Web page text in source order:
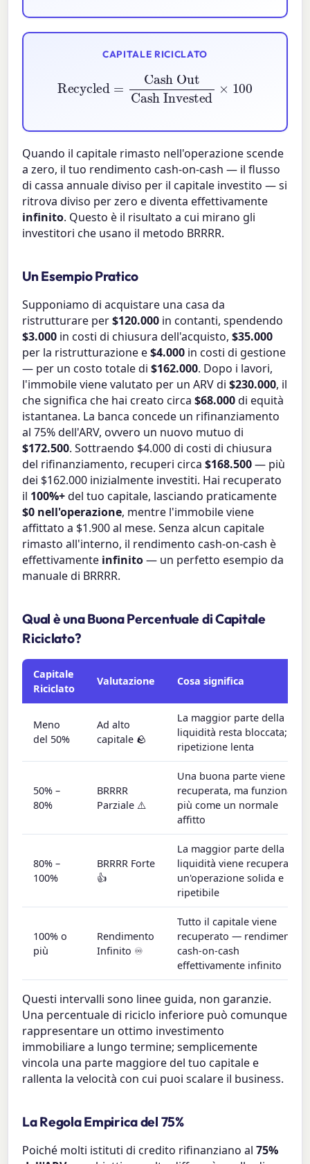
CAPITALE RICICLATO
Cash Out
Cash Invested× 100
Quando il capitale rimasto nell'operazione scende
a zero, il tuo rendimento cash-on-cash — il flusso
di cassa annuale diviso per il capitale investito — si
ritrova diviso per zero e diventa effettivamente
infinito. Questo è il risultato a cui mirano gli
investitori che usano il metodo BRRRR.
Un Esempio Pratico
Supponiamo di acquistare una casa da
ristrutturare per$120.000 in contanti, spendendo
$3.000 in costi di chiusura dell'acquisto,$35.000
per la ristrutturazione e$4.000 in costi di gestione
— per un costo totale di$162.000. Dopo i lavori,
l'immobile viene valutato per un ARV di$230.000, il
che significa che hai creato circa$68.000di equità
istantanea. La banca concede un rifinanziamento
al 75% dell'ARV, ovvero un nuovo mutuo di
$172.500. Sottraendo $4.000 di costi di chiusura
del rifinanziamento, recuperi circa$168.500— più
dei $162.000 inizialmente investiti. Hai recuperato
il 100%+del tuo capitale, lasciando praticamente
$0 nell'operazione, mentre l'immobile viene
affittato a $1.900 al mese. Senza alcun capitale
rimasto all'interno, il rendimento cash-on-cash è
effettivamente infinito— un perfetto esempio da
manuale di BRRRR.
Qual è una Buona Percentuale di Capitale
Riciclato?
Capitale
Riciclato
Valutazione Cosa significa
Meno
del 50%
Ad alto
capitale 🪨
La maggior parte della
liquidità resta bloccata;
ripetizione lenta
50% –
80%
BRRRR
Parziale ⚠️
Una buona parte viene
recuperata, ma funziona
più come un normale
affitto
80% –
100%
BRRRR Forte
👍
La maggior parte della
liquidità viene recuperata;
un'operazione solida e
ripetibile
100% o
più
Rendimento
Infinito ♾️
Tutto il capitale viene
recuperato — rendimento
cash-on-cash
effettivamente infinito
Questi intervalli sono linee guida, non garanzie.
Una percentuale di riciclo inferiore può comunque
rappresentare un ottimo investimento
immobiliare a lungo termine; semplicemente
vincola una parte maggiore del tuo capitale e
rallenta la velocità con cui puoi scalare il business.
La Regola Empirica del 75%
Poiché molti istituti di credito rifinanziano al75%